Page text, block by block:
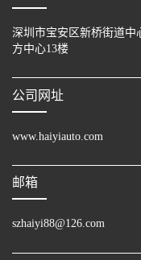
深圳市宝安区新桥街道中
方中心13楼
公司网址
www.haiyiauto.com
邮箱
szhaiyi88@126.com